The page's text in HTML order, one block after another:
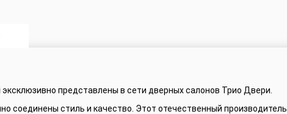
представлены в сети дверных салонов Трио Двери.
соединены стиль и качество. Этот отечественный производитель